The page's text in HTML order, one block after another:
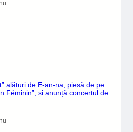
alături de E-an-na, piesă de pe
Féminin”, și anunță concertul de